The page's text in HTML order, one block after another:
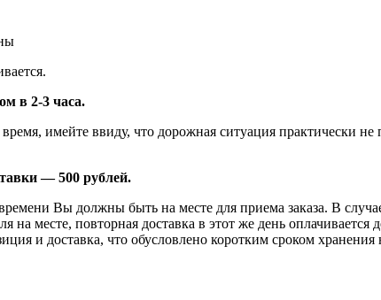
в 2-3 часа.
имейте ввиду, что дорожная ситуация практически
— 500 рублей.
Вы должны быть на месте для приема заказа. В
на месте, повторная доставка в этот же день
и доставка, что обусловлено коротким сроком